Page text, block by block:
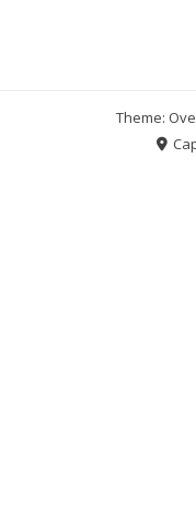
Theme: